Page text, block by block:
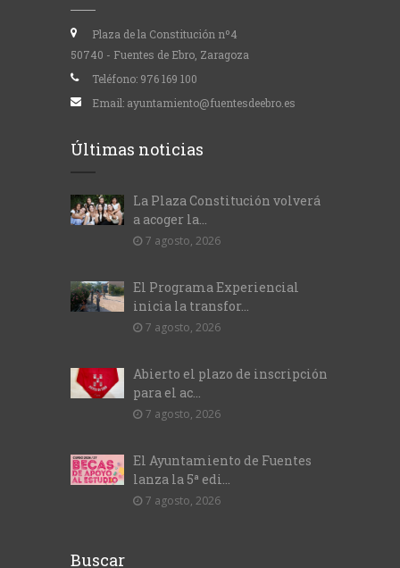
Plaza de la Constitución nº4
50740 - Fuentes de Ebro, Zaragoza
Teléfono: 976 169 100
Email: ayuntamiento@fuentesdeebro.es
Últimas noticias
La Plaza Constitución volverá
a acoger la...
7 agosto, 2026
El Programa Experiencial
inicia la transfor...
7 agosto, 2026
Abierto el plazo de inscripción
para el ac...
7 agosto, 2026
El Ayuntamiento de Fuentes
lanza la 5ª edi...
7 agosto, 2026
Buscar